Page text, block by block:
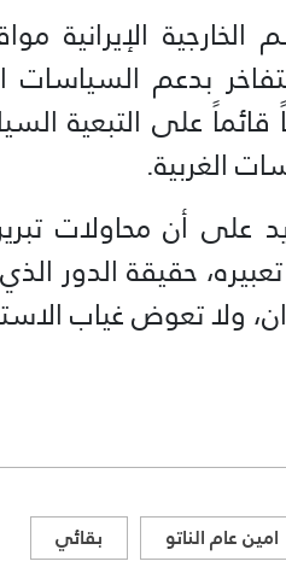
الخارجية الإيرانية
بدعم السياسات
على التبعية
الغربية.
على أن محاولات
حقيقة الدور
ولا تعوض غياب
امين عام الناتو بقائي